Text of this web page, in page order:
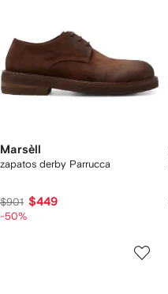
Marsèll
zapatos derby Parrucca
$901 $449
-50%